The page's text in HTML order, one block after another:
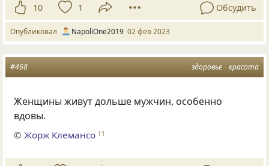
10 1 Обсудить
Опубликовал NapoliOne2019 02 фев 2023
здоровье красота
#468
Женщины живут дольше мужчин, особенно
вдовы.
©Жорж Клемансо 11